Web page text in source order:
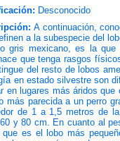
Desconocido
A continuación,
a la subespecie del
gris mexicano, es la que
que tenga rasgos
del resto de lobos
en estado silvestre son
en lugares más áridos
más parecida a un perro
de 1 a 1,5 metros de
y 80 cm. En cuanto al
que es el lobo más